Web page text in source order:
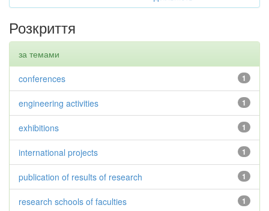
Розкриття
за темами
1
conferences
1
engineering activities
1
exhibitions
1
international projects
1
publication of results of research
1
research schools of faculties